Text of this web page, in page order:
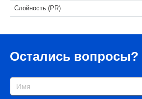
Слойность (PR)
Остались вопросы?